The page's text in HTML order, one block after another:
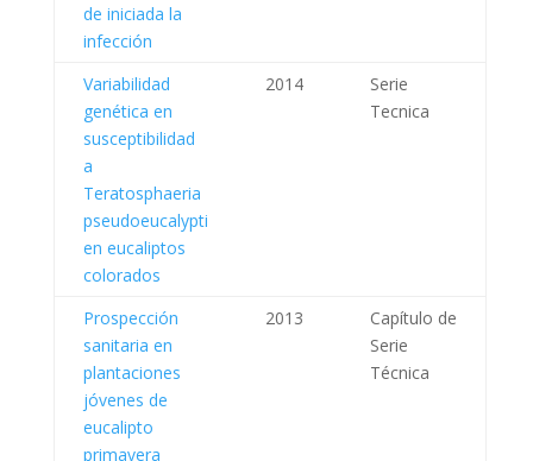
de iniciada la
infección
Variabilidad
genética en
susceptibilidad
a
Teratosphaeria
pseudoeucalypti
en eucaliptos
colorados
2014
Serie
Tecnica
Prospección
sanitaria en
plantaciones
jóvenes de
eucalipto
primavera
2013
Capítulo de
Serie
Técnica